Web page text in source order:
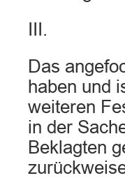
III.
Das
haben und
weiteren
in der
Beklagten